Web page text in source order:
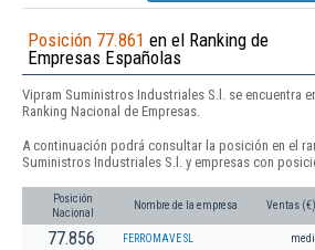
Posición 77.861 en el Ranking de
Empresas Españolas
Vipram Suministros Industriales S.l. se encuentra
Ranking Nacional de Empresas.
A continuación podrá consultar la posición en el
Suministros Industriales S.l. y empresas con
Posición
Nacional
Nombre de la empresa Ventas (€)
77.856 FERROMAVE SL